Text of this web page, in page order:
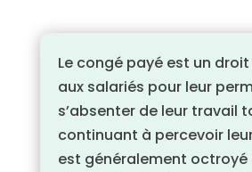
Le congé payé est un
aux salariés pour leur
s’absenter de leur travail
continuant à percevoir
est généralement